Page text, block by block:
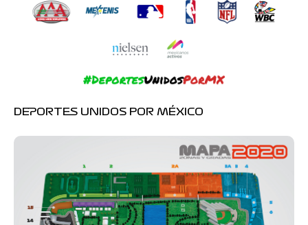
DEPORTES UNIDOS POR MÉXICO